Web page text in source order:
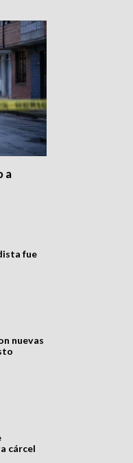
a
fue
nuevas
cárcel